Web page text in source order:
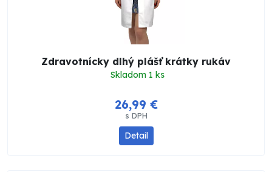
Zdravotnícky dlhý plášť krátky rukáv
Skladom 1 ks
26,99 €
s DPH
Detail